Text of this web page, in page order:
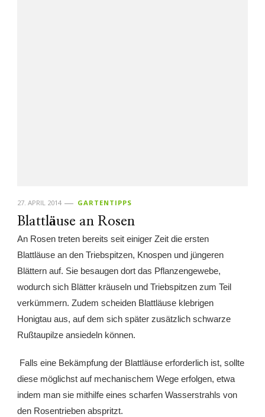
27. APRIL 2014 GARTENTIPPS
Blattläuse an Rosen
An Rosen treten bereits seit einiger Zeit die ersten
Blattläuse an den Triebspitzen, Knospen und jüngeren
Blättern auf. Sie besaugen dort das Pflanzengewebe,
wodurch sich Blätter kräuseln und Triebspitzen zum Teil
verkümmern. Zudem scheiden Blattläuse klebrigen
Honigtau aus, auf dem sich später zusätzlich schwarze
Rußtaupilze ansiedeln können.
Falls eine Bekämpfung der Blattläuse erforderlich ist, sollte
diese möglichst auf mechanischem Wege erfolgen, etwa
indem man sie mithilfe eines scharfen Wasserstrahls von
den Rosentrieben abspritzt.